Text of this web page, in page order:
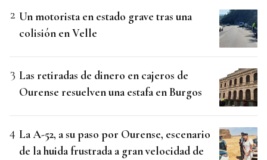
Un motorista en estado grave tras una
colisión en Velle
Las retiradas de dinero en cajeros de
Ourense resuelven una estafa en Burgos
La A-52, a su paso por Ourense, escenario
de la huida frustrada a gran velocidad de